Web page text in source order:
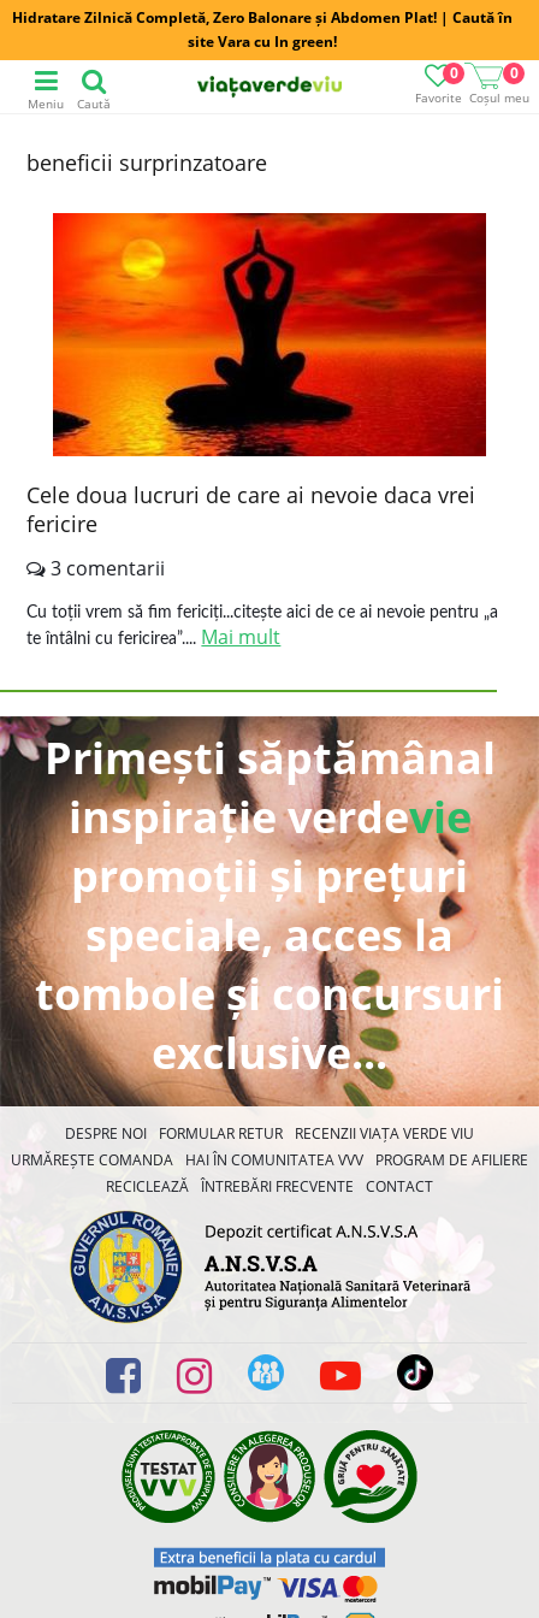
Hidratare Zilnică Completă, Zero Balonare și Abdomen Plat! | Caută în
site Vara cu In green!
Favorite
0
Coșul meu
0
Meniu Caută
beneficii surprinzatoare
Cele doua lucruri de care ai nevoie daca vrei
fericire
3 comentarii
Cu toții vrem să fim fericiți...citește aici de ce ai nevoie pentru „a
te întâlni cu fericirea”.... Mai mult
Primești săptămânal
inspirație verdevie
promoții și prețuri
speciale, acces la
tombole și concursuri
exclusive...
DESPRE NOI FORMULAR RETUR
RECENZII VIAȚA VERDE VIU
URMĂREȘTE COMANDA
HAI ÎN COMUNITATEA VVV
PROGRAM DE AFILIERE
RECICLEAZĂ ÎNTREBĂRI FRECVENTE CONTACT